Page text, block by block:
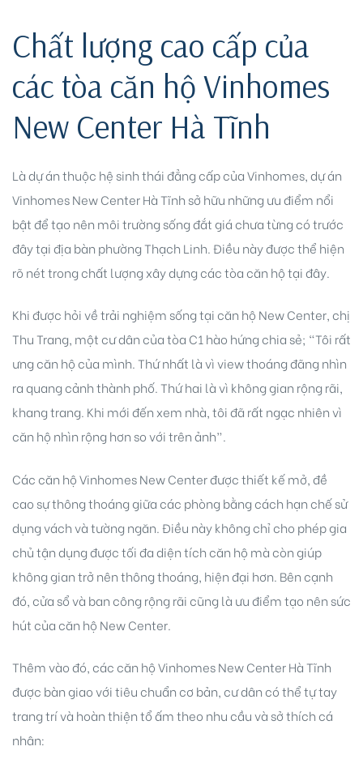
Chất lượng cao cấp của
các tòa căn hộ Vinhomes
New Center Hà Tĩnh
Là dự án thuộc hệ sinh thái đẳng cấp của Vinhomes, dự án
Vinhomes New Center Hà Tĩnh sở hữu những ưu điểm nổi
bật để tạo nên môi trường sống đắt giá chưa từng có trước
đây tại địa bàn phường Thạch Linh. Điều này được thể hiện
rõ nét trong chất lượng xây dựng các tòa căn hộ tại đây.
Khi được hỏi về trải nghiệm sống tại căn hộ New Center, chị
Thu Trang, một cư dân của tòa C1 hào hứng chia sẻ; “Tôi rất
ưng căn hộ của mình. Thứ nhất là vì view thoáng đãng nhìn
ra quang cảnh thành phố. Thứ hai là vì không gian rộng rãi,
khang trang. Khi mới đến xem nhà, tôi đã rất ngạc nhiên vì
căn hộ nhìn rộng hơn so với trên ảnh”.
Các căn hộ Vinhomes New Center được thiết kế mở, đề
cao sự thông thoáng giữa các phòng bằng cách hạn chế sử
dụng vách và tường ngăn. Điều này không chỉ cho phép gia
chủ tận dụng được tối đa diện tích căn hộ mà còn giúp
không gian trở nên thông thoáng, hiện đại hơn. Bên cạnh
đó, cửa sổ và ban công rộng rãi cũng là ưu điểm tạo nên sức
hút của căn hộ New Center.
Thêm vào đó, các căn hộ Vinhomes New Center Hà Tĩnh
được bàn giao với tiêu chuẩn cơ bản, cư dân có thể tự tay
trang trí và hoàn thiện tổ ấm theo nhu cầu và sở thích cá
nhân: